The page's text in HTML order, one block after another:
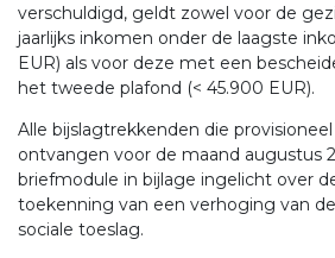
verschuldigd, geldt zowel voor de
jaarlijks inkomen onder de laagste
EUR) als voor deze met een
het tweede plafond (< 45.900 EUR).
Alle bijslagtrekkenden die
ontvangen voor de maand augustus
briefmodule in bijlage ingelicht over
toekenning van een verhoging van
sociale toeslag.